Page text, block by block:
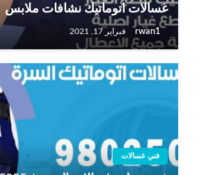
غسالات اتوماتيك نشافات ملابس
rwan1 فبراير 17, 2021
فني غسالات